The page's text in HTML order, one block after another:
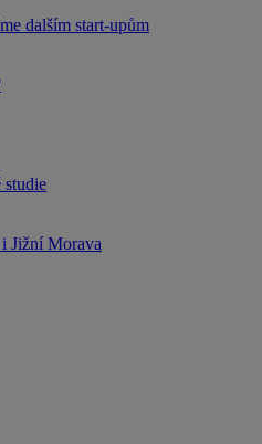
dalším start-upům
studie
Jižní Morava